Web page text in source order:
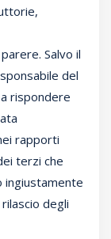
Salvo il
del
rispondere
rapporti
terzi che
ingiustamente
degli